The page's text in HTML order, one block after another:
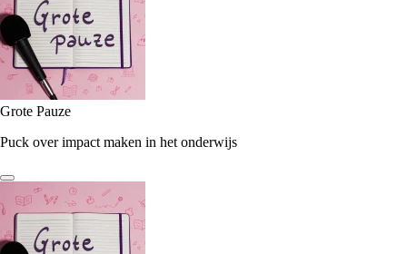
Grote Pauze
Puck over impact maken in het onderwijs